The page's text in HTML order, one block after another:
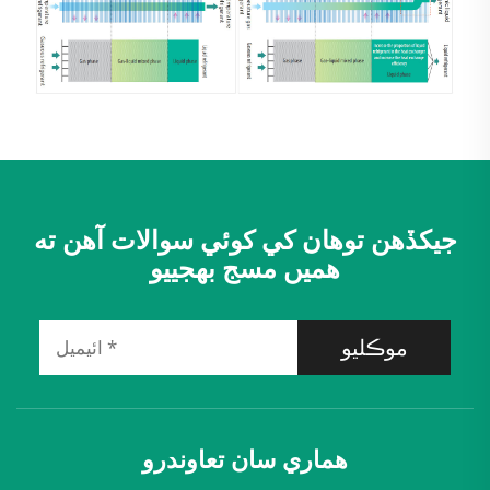
جیکڏهن توهان کي کوئي سوالات آهن ته
ھميں مسج بھجييو
موڪليو
هماري سان تعاوندرو